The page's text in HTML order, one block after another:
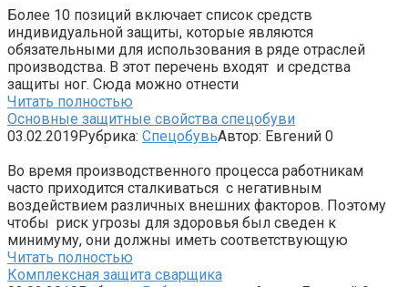
Более 10 позиций включает список средств
индивидуальной защиты, которые являются
обязательными для использования в ряде отраслей
производства. В этот перечень входят и средства
защиты ног. Сюда можно отнести
Читать полностью
Основные защитные свойства спецобуви
03.02.2019Рубрика: СпецобувьАвтор: Евгений 0
Во время производственного процесса работникам
часто приходится сталкиваться с негативным
воздействием различных внешних факторов. Поэтому
чтобы риск угрозы для здоровья был сведен к
минимуму, они должны иметь соответствующую
Читать полностью
Комплексная защита сварщика